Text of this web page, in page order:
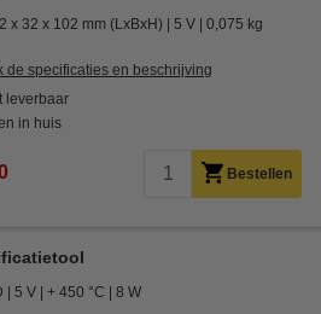
x 32 x 102 mm (LxBxH) 5 V 0,075 kg
de specificaties en beschrijving
leverbaar
in huis
Bestellen
5 V + 450 °C 8 W